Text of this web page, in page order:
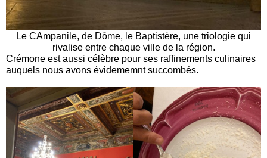
Le CAmpanile, de Dôme, le Baptistère, une triologie qui
rivalise entre chaque ville de la région.
Crémone est aussi célèbre pour ses raffinements culinaires
auquels nous avons évidememnt succombés.